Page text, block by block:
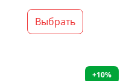
Выбрать
+10%